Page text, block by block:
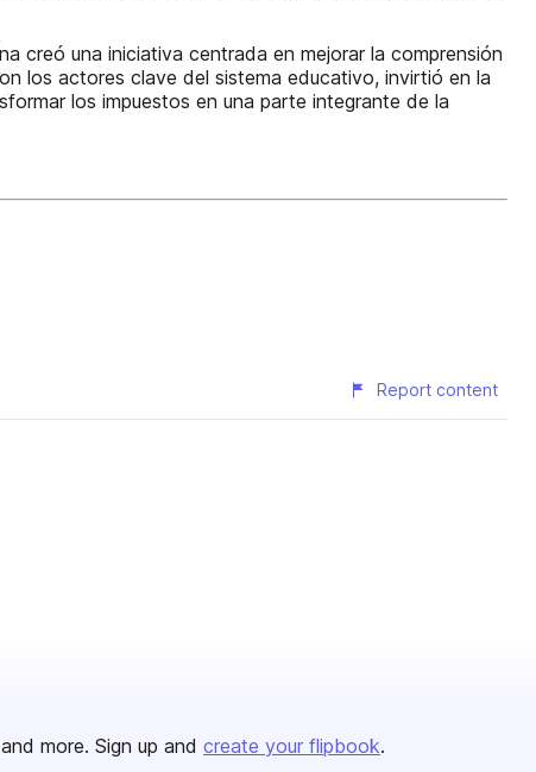
creó una iniciativa centrada en mejorar la comprensión
los actores clave del sistema educativo, invirtió en la
los impuestos en una parte integrante de la
Report content
and more. Sign up and create your flipbook.